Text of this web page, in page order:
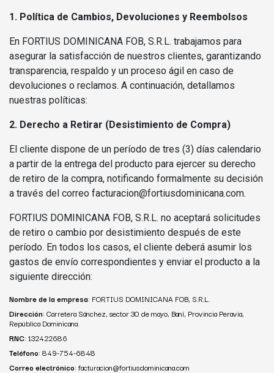
1. Política de Cambios, Devoluciones y Reembolsos
En FORTIUS DOMINICANA FOB, S.R.L. trabajamos para
asegurar la satisfacción de nuestros clientes, garantizando
transparencia, respaldo y un proceso ágil en caso de
devoluciones o reclamos. A continuación, detallamos
nuestras políticas:
2. Derecho a Retirar (Desistimiento de Compra)
El cliente dispone de un período de tres (3) días calendario
a partir de la entrega del producto para ejercer su derecho
de retiro de la compra, notificando formalmente su decisión
a través del correo facturacion@fortiusdominicana.com.
FORTIUS DOMINICANA FOB, S.R.L. no aceptará solicitudes
de retiro o cambio por desistimiento después de este
período. En todos los casos, el cliente deberá asumir los
gastos de envío correspondientes y enviar el producto a la
siguiente dirección:
Nombre de la empresa: FORTIUS DOMINICANA FOB, S.R.L.
Dirección: Carretera Sánchez, sector 30 de mayo, Baní, Provincia Peravia,
República Dominicana.
RNC: 132422686
Teléfono: 849-754-6848
Correo electrónico: facturacion@fortiusdominicana.com